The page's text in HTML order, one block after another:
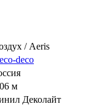
/ Aeris
deco
м
Деколайт